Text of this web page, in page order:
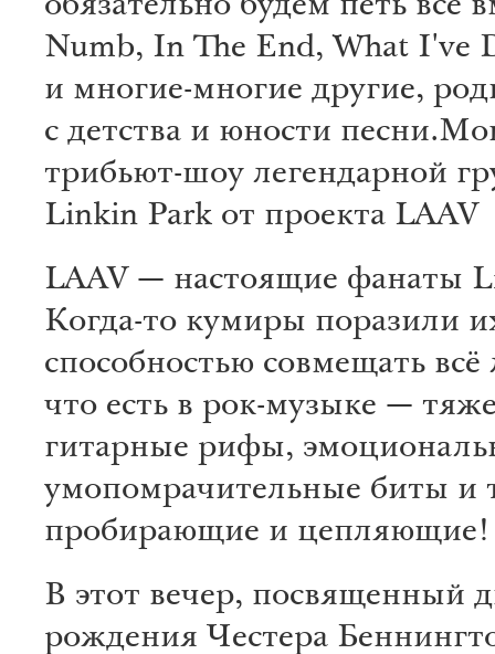
обязательно будем петь все
Numb, In The End, What I've
и многие-многие другие,
с детства и юности
трибьют-шоу легендарной
Linkin Park от проекта LAAV
LAAV — настоящие фанаты
Когда-то кумиры поразили
способностью совмещать
что есть в рок-музыке —
гитарные рифы,
умопомрачительные биты и
пробирающие и цепляющие!
В этот вечер, посвященный
рождения Честера